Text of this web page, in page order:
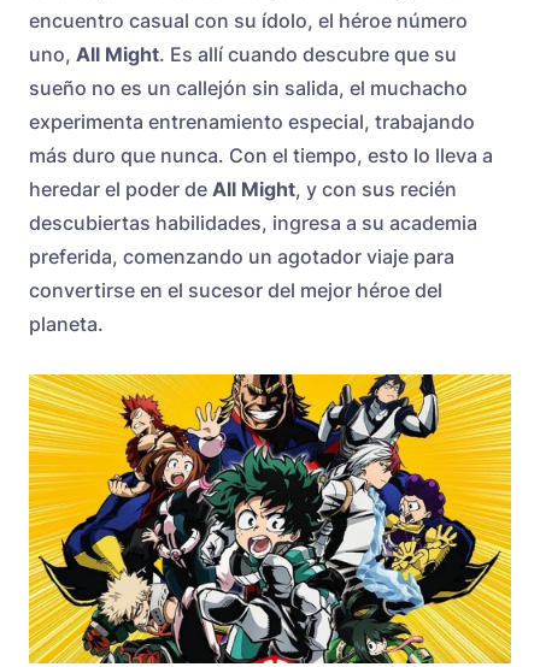
encuentro casual con su ídolo, el héroe número
uno, All Might. Es allí cuando descubre que su
sueño no es un callejón sin salida, el muchacho
experimenta entrenamiento especial, trabajando
más duro que nunca. Con el tiempo, esto lo lleva a
heredar el poder de All Might, y con sus recién
descubiertas habilidades, ingresa a su academia
preferida, comenzando un agotador viaje para
convertirse en el sucesor del mejor héroe del
planeta.